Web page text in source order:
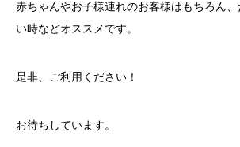
赤ちゃんやお子様連れのお客様はもちろん
い時などオススメです。
是非、ご利用ください！
お待ちしています。